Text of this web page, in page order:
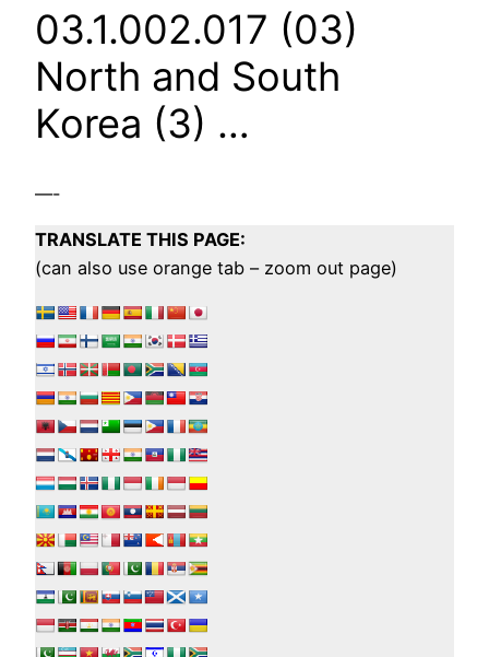
03.1.002.017 (03)
North and South
Korea (3) …
—-
TRANSLATE THIS PAGE:
(can also use orange tab – zoom out page)